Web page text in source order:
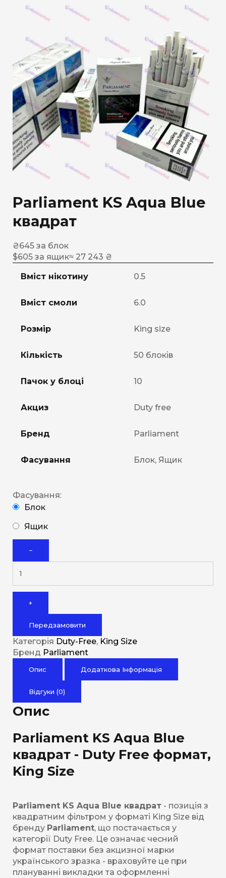
Parliament KS Aqua Blue
квадрат
₴645 за блок
$605 за ящик≈ 27 243 ₴
Вміст нікотину 0.5
Вміст смоли 6.0
Розмір King size
Кількість 50 блоків
Пачок у блоці 10
Акциз Duty free
Бренд Parliament
Фасування Блок, Ящик
Фасування:
Блок
Ящик
−
+
Передзамовити
Категорія Duty-Free, King Size
Бренд Parliament
Опис Додаткова Інформація
Відгуки (0)
Опис
Parliament KS Aqua Blue
квадрат - Duty Free формат,
King Size
Parliament KS Aqua Blue квадрат - позиція з
квадратним фільтром у форматі King Size від
бренду Parliament, що постачається у
категорії Duty Free. Це означає чесний
формат поставки без акцизної марки
українського зразка - враховуйте це при
плануванні викладки та оформленні